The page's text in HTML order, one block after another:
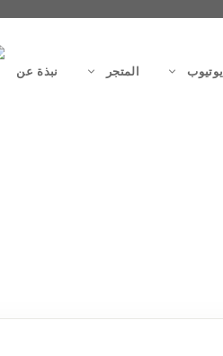
يوتيوب المتجر نبذة عن